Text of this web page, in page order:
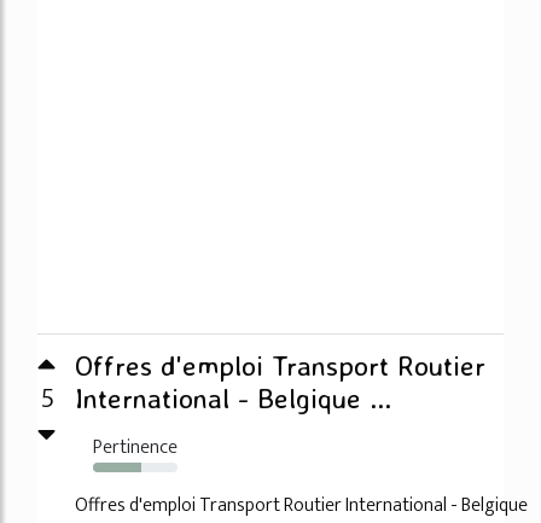
5
Offres d'emploi Transport Routier
International - Belgique ...
Pertinence
57%
Offres d'emploi Transport Routier International - Belgique